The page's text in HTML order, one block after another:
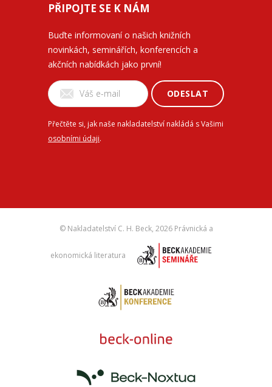
PŘIPOJTE SE K NÁM
Buďte informovaní o našich knižních
novinkách, seminářích, konferencích a
akčních nabídkách jako první!
ODESLAT
Přečtěte si, jak naše nakladatelství nakládá s Vašimi
osobními údaji.
© Nakladatelství C. H. Beck, 2026 Právnická a
ekonomická literatura